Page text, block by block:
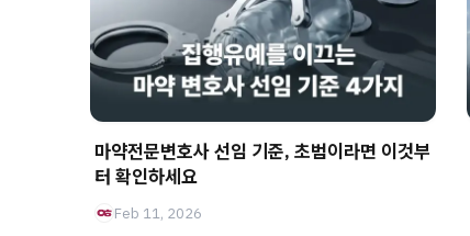
마약전문변호사 선임 기준, 초범이라면 이것부
터 확인하세요
Feb 11, 2026